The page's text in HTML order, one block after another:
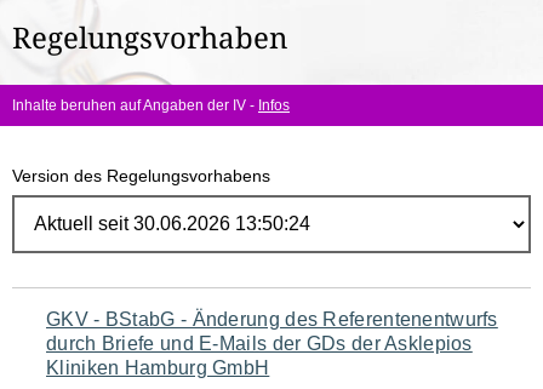
hier:
Regelungsvorhaben
Inhalte beruhen auf Angaben der IV - Infos
Version des Regelungsvorhabens
Navigation
für
GKV - BStabG - Änderung des Referentenentwurfs
durch Briefe und E-Mails der GDs der Asklepios
Kliniken Hamburg GmbH